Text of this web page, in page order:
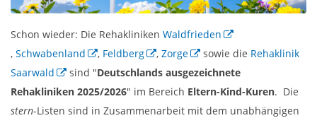
Schon wieder: Die Rehakliniken Waldfrieden
, Schwabenland , Feldberg , Zorge sowie die Rehaklinik
Saarwald
sind "Deutschlands ausgezeichnete
Rehakliniken 2025/2026" im Bereich Eltern-Kind-Kuren. Die
stern-Listen sind in Zusammenarbeit mit dem unabhängigen